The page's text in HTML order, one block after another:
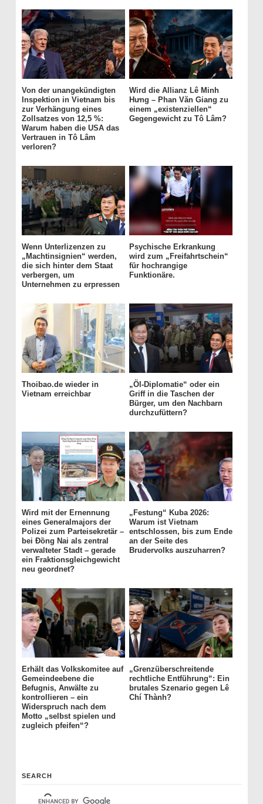
Von der unangekündigten
Inspektion in Vietnam bis
zur Verhängung eines
Zollsatzes von 12,5 %:
Warum haben die USA das
Vertrauen in Tô Lâm
verloren?
Wird die Allianz Lê Minh
Hưng – Phan Văn Giang zu
einem „existenziellen“
Gegengewicht zu Tô Lâm?
Wenn Unterlizenzen zu
„Machtinsignien“ werden,
die sich hinter dem Staat
verbergen, um
Unternehmen zu erpressen
Psychische Erkrankung
wird zum „Freifahrtschein“
für hochrangige
Funktionäre.
Thoibao.de wieder in
Vietnam erreichbar
„Öl-Diplomatie“ oder ein
Griff in die Taschen der
Bürger, um den Nachbarn
durchzufüttern?
Wird mit der Ernennung
eines Generalmajors der
Polizei zum Parteisekretär –
bei Đồng Nai als zentral
verwalteter Stadt – gerade
ein Fraktionsgleichgewicht
neu geordnet?
„Festung“ Kuba 2026:
Warum ist Vietnam
entschlossen, bis zum Ende
an der Seite des
Brudervolks auszuharren?
Erhält das Volkskomitee auf
Gemeindeebene die
Befugnis, Anwälte zu
kontrollieren – ein
Widerspruch nach dem
Motto „selbst spielen und
zugleich pfeifen“?
„Grenzüberschreitende
rechtliche Entführung“: Ein
brutales Szenario gegen Lê
Chí Thành?
SEARCH